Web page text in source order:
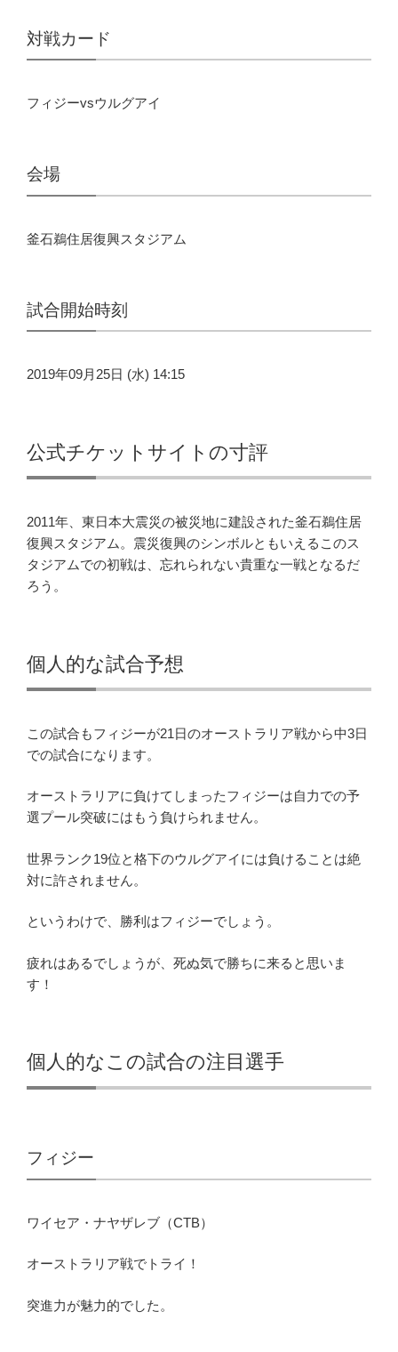
対戦カード
フィジーvsウルグアイ
会場
釜石鵜住居復興スタジアム
試合開始時刻
2019年09月25日 (水) 14:15
公式チケットサイトの寸評
2011年、東日本大震災の被災地に建設された釜石鵜住居
復興スタジアム。震災復興のシンボルともいえるこのス
タジアムでの初戦は、忘れられない貴重な一戦となるだ
ろう。
個人的な試合予想
この試合もフィジーが21日のオーストラリア戦から中3日
での試合になります。
オーストラリアに負けてしまったフィジーは自力での予
選プール突破にはもう負けられません。
世界ランク19位と格下のウルグアイには負けることは絶
対に許されません。
というわけで、勝利はフィジーでしょう。
疲れはあるでしょうが、死ぬ気で勝ちに来ると思いま
す！
個人的なこの試合の注目選手
フィジー
ワイセア・ナヤザレブ（CTB）
オーストラリア戦でトライ！
突進力が魅力的でした。